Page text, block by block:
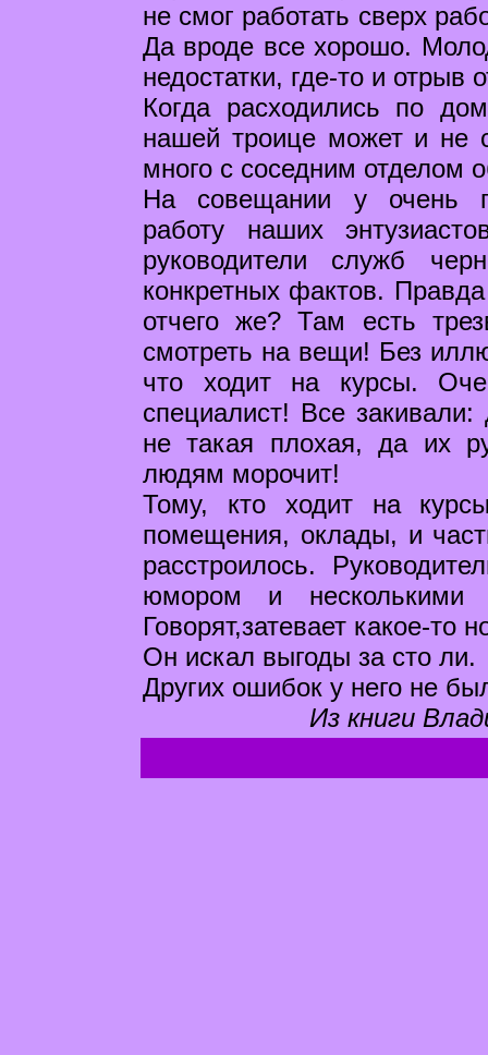
не смог работать сверх
Да вроде все хорошо.
недостатки, где-то и
Когда расходились по
нашей троице может и не
много с соседним отделом
На совещании у очень
работу наших
руководители служб
конкретных фактов.
отчего же? Там есть
смотреть на вещи! Без
что ходит на курсы.
специалист! Все
не такая плохая, да их
людям морочит!
Тому, кто ходит на
помещения, оклады, и
расстроилось.
юмором и
Говорят,затевает какое-то
Он искал выгоды за сто ли.
Других ошибок у него не
Из книги